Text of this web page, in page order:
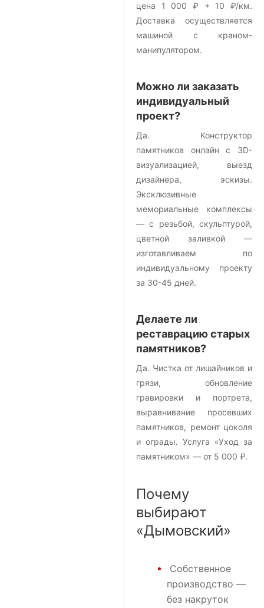
цена 1 000 ₽ + 10 ₽/км.
Доставка осуществляется
машиной с краном-
манипулятором.
Можно ли заказать
индивидуальный
проект?
Да. Конструктор
памятников онлайн с 3D-
визуализацией, выезд
дизайнера, эскизы.
Эксклюзивные
мемориальные комплексы
— с резьбой, скульптурой,
цветной заливкой —
изготавливаем по
индивидуальному проекту
за 30-45 дней.
Делаете ли
реставрацию старых
памятников?
Да. Чистка от лишайников и
грязи, обновление
гравировки и портрета,
выравнивание просевших
памятников, ремонт цоколя
и ограды. Услуга «Уход за
памятником» — от 5 000 ₽.
Почему
выбирают
«Дымовский»
Собственное
производство —
без накруток